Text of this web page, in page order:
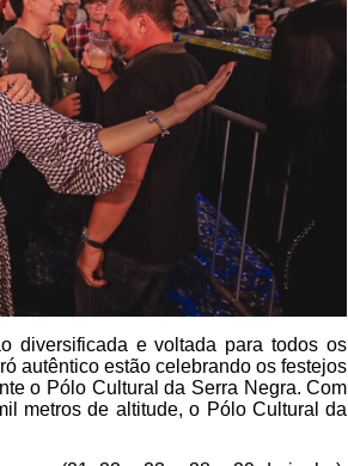
diversificada e voltada para todos os
autêntico estão celebrando os festejos
o Pólo Cultural da Serra Negra. Com
metros de altitude, o Pólo Cultural da